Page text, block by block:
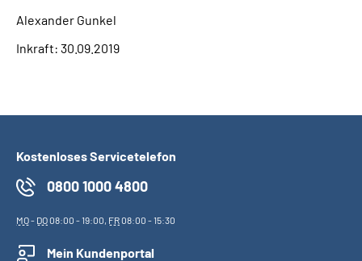
Alexander Gunkel
Inkraft: 30.09.2019
Kostenloses Servicetelefon
0800 1000 4800
MO- DO08:00 - 19:00, FR08:00 - 15:30
Mein Kundenportal